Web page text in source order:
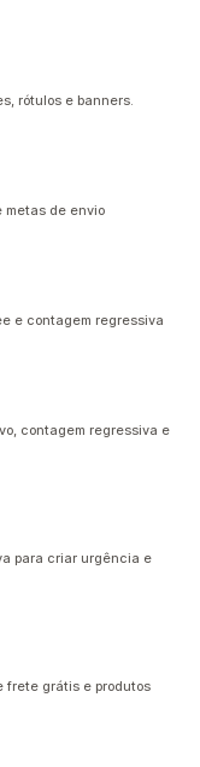
rótulos e banners.
metas de envio
e contagem regressiva
contagem regressiva e
para criar urgência e
frete grátis e produtos